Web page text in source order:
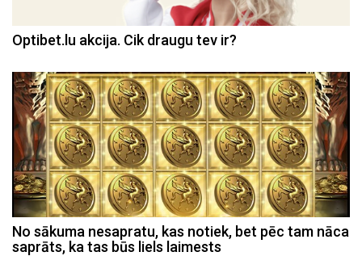
Optibet.lu akcija. Cik draugu tev ir?
No sākuma nesapratu, kas notiek, bet pēc tam nāca
saprāts, ka tas būs liels laimests